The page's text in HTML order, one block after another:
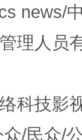
除
news/
理人员
科技影
/民众/